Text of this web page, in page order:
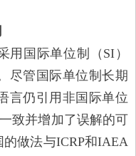
国际单位制（SI）
尽管国际单位制长期
言仍引用非国际单位
致并增加了误解的可
做法与ICRP和IAEA